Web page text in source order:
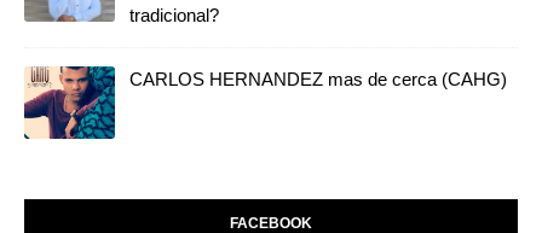
tradicional?
CARLOS HERNANDEZ mas de cerca (CAHG)
FACEBOOK